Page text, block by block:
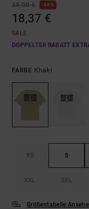
35,00 €
48%
18,37 €
SALE
DOPPELTER RABATT
FARBE Khaki
XS S
XXL 3XL
Größentabelle